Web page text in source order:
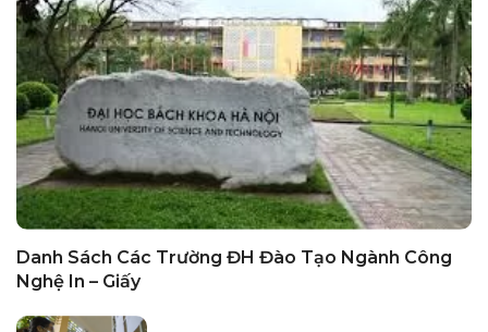
Danh Sách Các Trường ĐH Đào Tạo Ngành Công
Nghệ In – Giấy